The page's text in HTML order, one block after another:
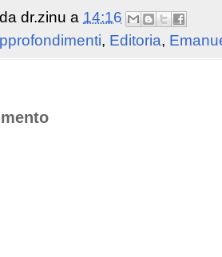
dr.zinu a 14:16
, Editoria,